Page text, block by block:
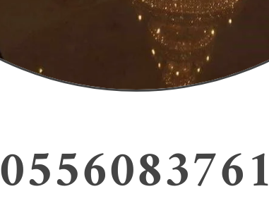
0556083761